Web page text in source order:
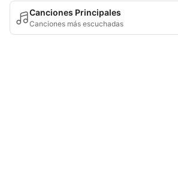
Canciones Principales
Canciones más escuchadas